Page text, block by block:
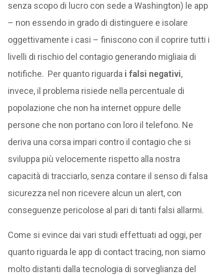
senza scopo di lucro con sede a Washington) le app
– non essendo in grado di distinguere e isolare
oggettivamente i casi – finiscono con il coprire tutti i
livelli di rischio del contagio generando migliaia di
notifiche. Per quanto riguarda i falsi negativi,
invece, il problema risiede nella percentuale di
popolazione che non ha internet oppure delle
persone che non portano con loro il telefono. Ne
deriva una corsa impari contro il contagio che si
sviluppa più velocemente rispetto alla nostra
capacità di tracciarlo, senza contare il senso di falsa
sicurezza nel non ricevere alcun un alert, con
conseguenze pericolose al pari di tanti falsi allarmi.
Come si evince dai vari studi effettuati ad oggi, per
quanto riguarda le app di contact tracing, non siamo
molto distanti dalla tecnologia di sorveglianza del